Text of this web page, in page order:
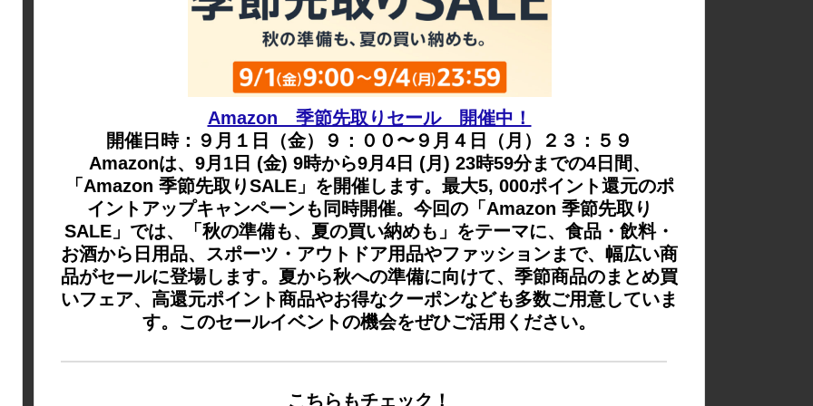
Amazon 季節先取りセール 開催中！
開催日時：９月１日（金）９：００〜９月４日（月）２３：５９
Amazonは、9月1日 (金) 9時から9月4日 (月) 23時59分までの4日間、
「Amazon 季節先取りSALE」を開催します。最大5, 000ポイント還元のポ
イントアップキャンペーンも同時開催。今回の「Amazon 季節先取り
SALE」では、「秋の準備も、夏の買い納めも」をテーマに、食品・飲料・
お酒から日用品、スポーツ・アウトドア用品やファッションまで、幅広い商
品がセールに登場します。夏から秋への準備に向けて、季節商品のまとめ買
いフェア、高還元ポイント商品やお得なクーポンなども多数ご用意していま
す。このセールイベントの機会をぜひご活用ください。
こちらもチェック！